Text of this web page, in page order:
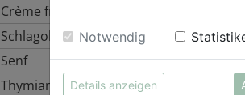
Crème fraîche
Schlagobers
Senf
Thymian
einer
Notwendig
Details anzeigen